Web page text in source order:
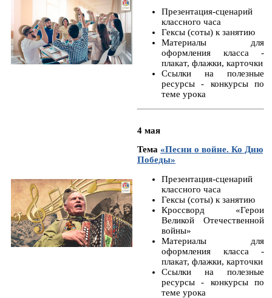
Презентация-сценарий
классного часа
Гексы (соты) к занятию
Материалы для
оформления класса -
плакат, флажки, карточки
Ссылки на полезные
ресурсы - конкурсы по
теме урока
4 мая
Тема «Песни о войне. Ко Дню
Победы»
Презентация-сценарий
классного часа
Гексы (соты) к занятию
Кроссворд «Герои
Великой Отечественной
войны»
Материалы для
оформления класса -
плакат, флажки, карточки
Ссылки на полезные
ресурсы - конкурсы по
теме урока